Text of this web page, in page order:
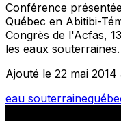
Conférence
Québec en Abitibi-
Congrès de l'Acfas,
les eaux souterraines.
Ajouté le 22 mai
eau souterraine